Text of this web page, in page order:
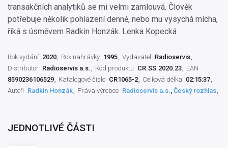
transakčních analytiků se mi velmi zamlouvá. Člověk
potřebuje několik pohlazení denně, nebo mu vysychá mícha,
říká s úsměvem Radkin Honzák. Lenka Kopecká
Rok vydání 2020 Rok nahrávky 1995 Vydavatel
Radioservis
Distributor Radioservis a.s. Kód produktu CR.SS.2020.23
EAN
8590236106529
Katalogové číslo CR1065-2 Celková délka 02:15:37
Autoři Radkin Honzák Práva výrobce Radioservis a.s. Český rozhlas
JEDNOTLIVÉ ČÁSTI